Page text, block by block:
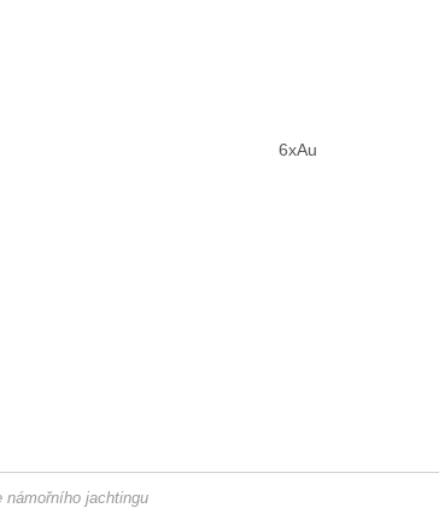
6xAu
jachtingu